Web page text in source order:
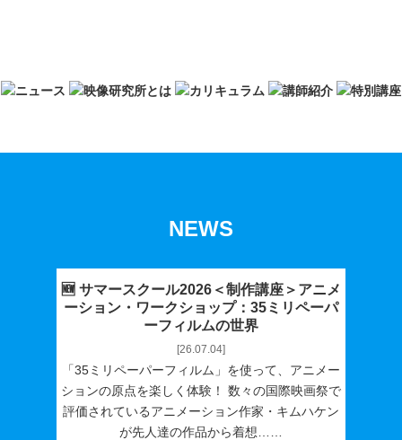
NEWS
🆕 サマースクール2026＜制作講座＞アニメ
ーション・ワークショップ：35ミリペーパ
ーフィルムの世界
[26.07.04]
「35ミリペーパーフィルム」を使って、アニメー
ションの原点を楽しく体験！ 数々の国際映画祭で
評価されているアニメーション作家・キムハケン
が先人達の作品から着想……